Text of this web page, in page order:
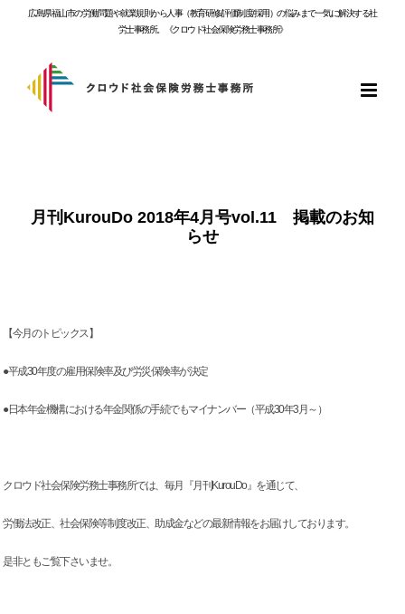
広島県福山市の労働問題や就業規則から人事（教育研修/評価制度/採用）の悩みまで一気に解決する社
労士事務所。《クロウド社会保険労務士事務所》
月刊KurouDo 2018年4月号vol.11 掲載のお知
らせ
【今月のトピックス】
●平成30年度の雇用保険率及び労災保険率が決定
●日本年金機構における年金関係の手続でもマイナンバー（平成30年3月～）
クロウド社会保険労務士事務所では、毎月『月刊KurouDo』を通じて、
労働法改正、社会保険等制度改正、助成金などの最新情報をお届けしております。
是非ともご覧下さいませ。